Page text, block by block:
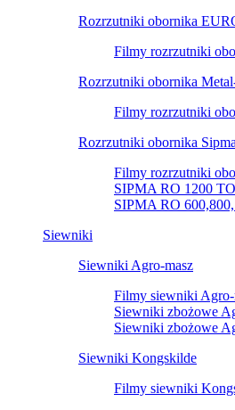
Rozrzutniki obornika
Filmy rozrzutniki
Rozrzutniki obornika
Filmy rozrzutniki
Rozrzutniki obornika Sipma
Filmy rozrzutniki
SIPMA RO 1200
SIPMA RO
Siewniki
Siewniki Agro-masz
Filmy siewniki Agro-
Siewniki zbożowe
Siewniki zbożowe
Siewniki Kongskilde
Filmy siewniki